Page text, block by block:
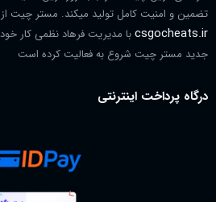
تضمین و امنیت کامل تولید میکند. مستر چیت از سال 96
csgocheats.irبا مدیریت فرهاد نظمی کار
جدید مستر چیت شروع به فعالیت کرده است
درگاه پرداخت اینترنتی